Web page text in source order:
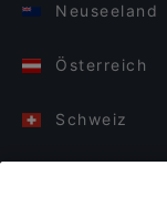
Neuseeland
Österreich
Schweiz